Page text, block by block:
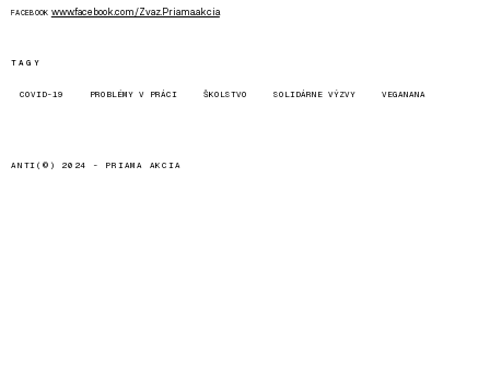
FACEBOOK www.facebook.com/Zvaz.Priama.akcia
TAGY
COVID-19 PROBLÉMY V PRÁCI ŠKOLSTVO SOLIDÁRNE VÝZVY VEGANANA
ANTI(©) 2024 - PRIAMA AKCIA